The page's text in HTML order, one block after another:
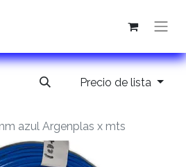
Precio de lista
azul Argenplas x mts